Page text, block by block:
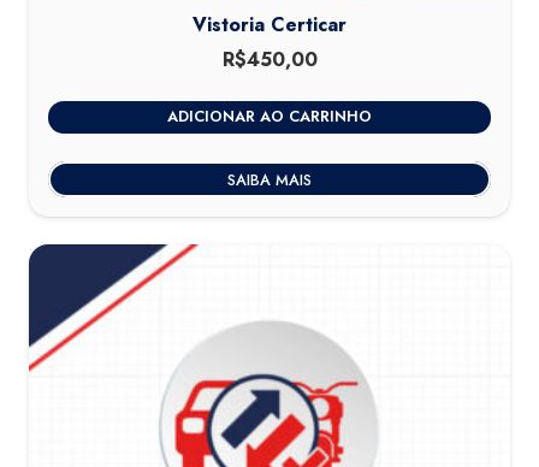
Vistoria Certicar
R$450,00
ADICIONAR AO CARRINHO
SAIBA MAIS